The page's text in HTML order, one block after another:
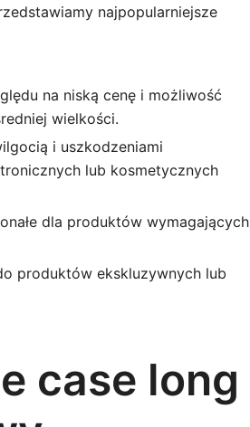
najpopularniejsze
na niską cenę i możliwość
wielkości.
i uszkodzeniami
lub kosmetycznych
dla produktów wymagających
produktów ekskluzywnych lub
case long